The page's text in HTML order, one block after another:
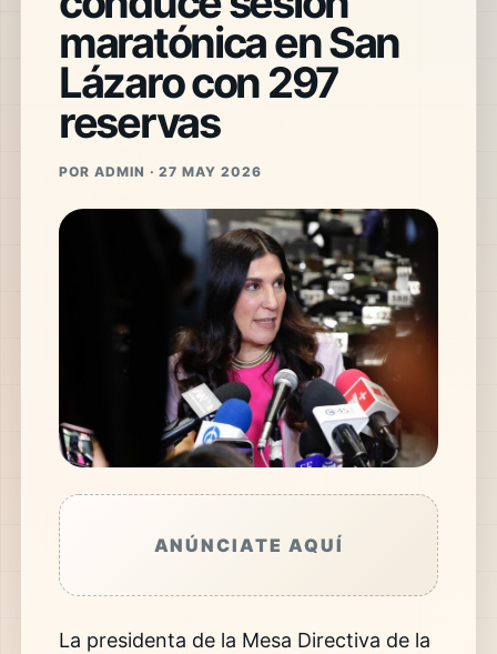
maratónica en San
Lázaro con 297
reservas
POR ADMIN · 27 MAY 2026
ANÚNCIATE AQUÍ
La presidenta de la Mesa Directiva de la